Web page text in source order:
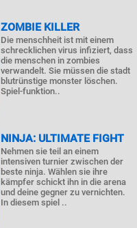
ZOMBIE KILLER
Die menschheit ist mit einem
schrecklichen virus infiziert, dass
die menschen in zombies
verwandelt. Sie müssen die stadt
blutrünstige monster löschen.
Spiel-funktion..
NINJA: ULTIMATE FIGHT
Nehmen sie teil an einem
intensiven turnier zwischen der
beste ninja. Wählen sie ihre
kämpfer schickt ihn in die arena
und deine gegner zu vernichten.
In diesem spiel ..